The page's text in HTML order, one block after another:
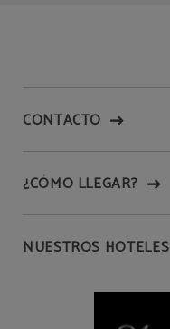
CONTACTO
¿CÓMO LLEGAR?
NUESTROS HOTELES